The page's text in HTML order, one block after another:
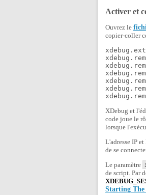
Activer et
Ouvrez le
copier-coller
XDebug et
code joue le
lorsque
L'adresse IP
de se
Le paramètre
de script. Par
Starting The